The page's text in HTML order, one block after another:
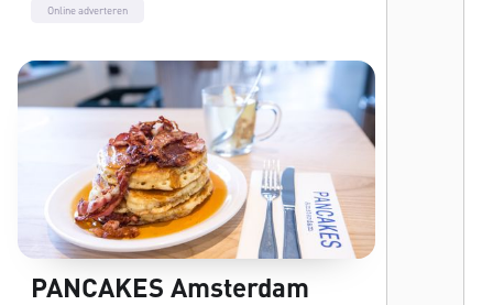
Online adverteren
PANCAKES Amsterdam